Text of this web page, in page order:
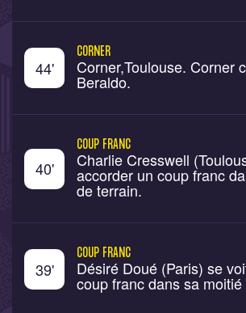
44'
CORNER
Corner,Toulouse. Corner
Beraldo.
40'
COUP FRANC
Charlie Cresswell
accorder un coup franc
de terrain.
39'
COUP FRANC
Désiré Doué (Paris) se
coup franc dans sa